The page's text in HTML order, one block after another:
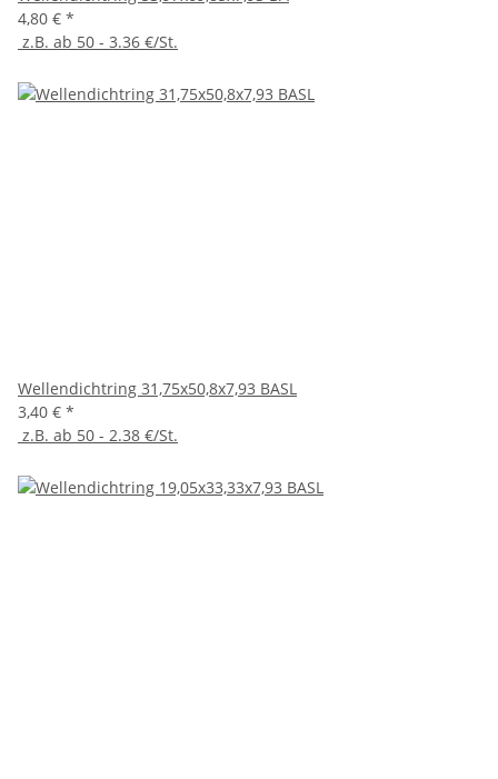
4,80 € *
z.B. ab 50 - 3.36 €/St.
Wellendichtring 31,75x50,8x7,93 BASL
3,40 € *
z.B. ab 50 - 2.38 €/St.